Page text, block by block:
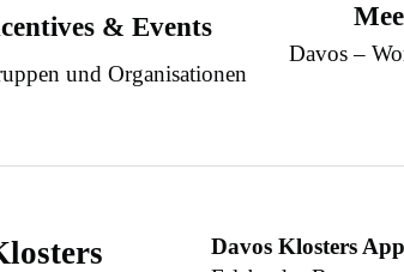
& Events
und Organisationen
Davos –
Davos Klosters App